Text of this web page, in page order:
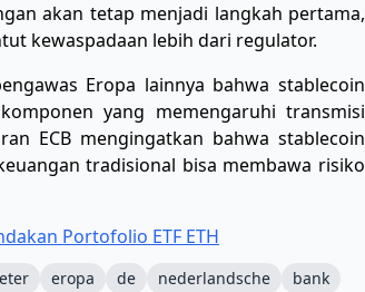
akan tetap menjadi langkah pertama,
kewaspadaan lebih dari regulator.
Eropa lainnya bahwa stablecoin
yang memengaruhi transmisi
ECB mengingatkan bahwa stablecoin
tradisional bisa membawa risiko
Portofolio ETF ETH
eropa de nederlandsche
bank